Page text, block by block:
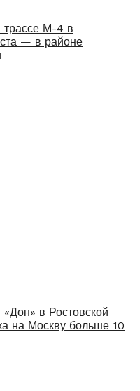
трассе М-4 в
— в районе
в Ростовской
на Москву больше 10